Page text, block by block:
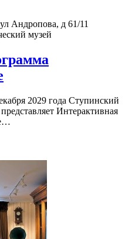
Андропова, д 61/11
музей
2029 года Ступинский
Интерактивная